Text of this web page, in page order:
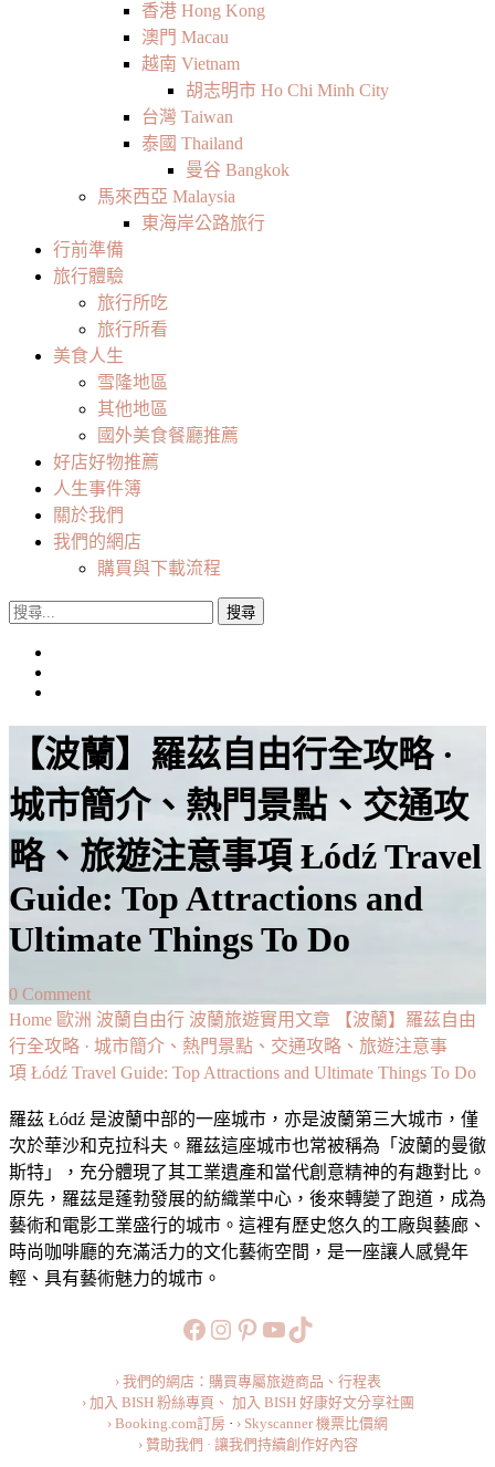
香港 Hong Kong
澳門 Macau
越南 Vietnam
胡志明市 Ho Chi Minh City
台灣 Taiwan
泰國 Thailand
曼谷 Bangkok
馬來西亞 Malaysia
東海岸公路旅行
行前準備
旅行體驗
旅行所吃
旅行所看
美食人生
雪隆地區
其他地區
國外美食餐廳推薦
好店好物推薦
人生事件簿
關於我們
我們的網店
購買與下載流程
搜
【波蘭】羅茲自由行全攻略 ·
城市簡介、熱門景點、交通攻
略、旅遊注意事項 Łódź Travel
Guide: Top Attractions and
Ultimate Things To Do
0 Commenton
【波
蘭】
羅
自
由
行
全
攻
略
·
介、
熱
Home 歐洲 波蘭自由行 波蘭旅遊實用文章
【波蘭】羅茲自由
行全攻略 · 城市簡介、熱門景點、交通攻略、旅遊注意事
項 Łódź Travel Guide: Top Attractions and Ultimate Things To Do
羅茲 Łódź 是波蘭中部的一座城市，亦是波蘭第三大城市，僅
次於華沙和克拉科夫。羅茲這座城市也常被稱為「波蘭的曼徹
斯特」，充分體現了其工業遺產和當代創意精神的有趣對比。
原先，羅茲是蓬勃發展的紡織業中心，後來轉變了跑道，成為
藝術和電影工業盛行的城市。這裡有歷史悠久的工廠與藝廊、
時尚咖啡廳的充滿活力的文化藝術空間，是一座讓人感覺年
輕、具有藝術魅力的城市。
https://www.facebook.com/
https://
https://
旅行美食小短片TikTok
› 我們的網店：購買專屬旅遊商品、行程表
› 加入 BISH 粉絲專頁、 加入 BISH 好康好文分享社團
› Booking.com訂房 · › Skyscanner 機票比價網
› 贊助我們 · 讓我們持續創作好內容